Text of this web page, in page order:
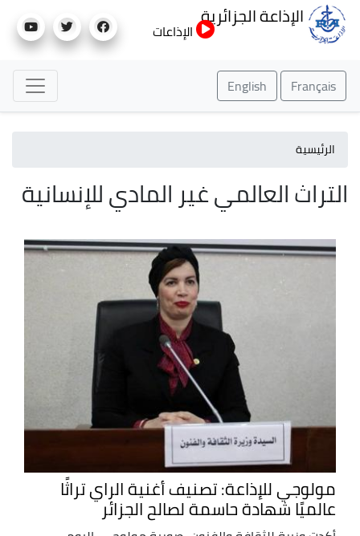
إلى
الإذاعة الجزائرية
الإذاعات
Français
English
الرئيسية
التراث العالمي غير المادي للإنسانية
مولوجي للإذاعة: تصنيف أغنية الراي تراثًا
عالميًا شهادة حاسمة لصالح الجزائر